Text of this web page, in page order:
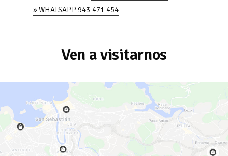
» WHATSAPP 943 471 454
Ven a visitarnos